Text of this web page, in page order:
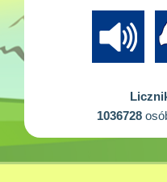
1036728